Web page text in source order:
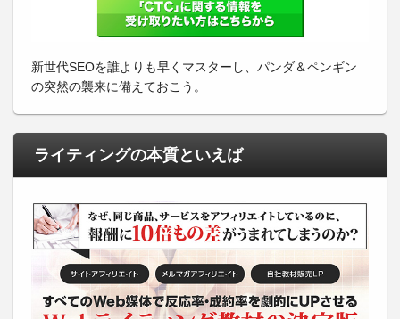
新世代SEOを誰よりも早くマスターし、パンダ＆ペンギン
の突然の襲来に備えておこう。
ライティングの本質といえば